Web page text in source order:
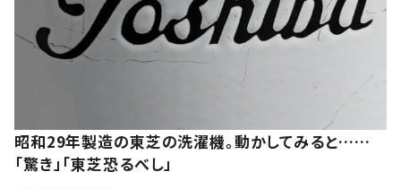
昭和29年製造の東芝の洗濯機。動かしてみると……
「驚き」「東芝恐るべし」